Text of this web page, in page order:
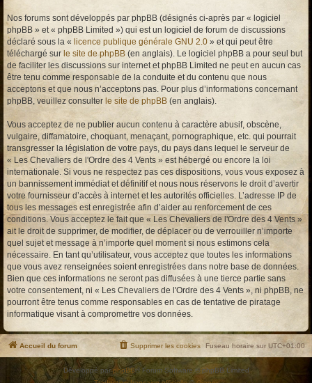
Nos forums sont développés par phpBB (désignés ci-après par « logiciel
phpBB » et « phpBB Limited ») qui est un logiciel de forum de discussions
déclaré sous la « licence publique générale GNU 2.0 » et qui peut être
téléchargé sur le site de phpBB (en anglais). Le logiciel phpBB a pour seul but
de faciliter les discussions sur internet et phpBB Limited ne peut en aucun cas
être tenu comme responsable de la conduite et du contenu que nous
acceptons et que nous n’acceptons pas. Pour plus d’informations concernant
phpBB, veuillez consulter le site de phpBB (en anglais).
Vous acceptez de ne publier aucun contenu à caractère abusif, obscène,
vulgaire, diffamatoire, choquant, menaçant, pornographique, etc. qui pourrait
transgresser la législation de votre pays, du pays dans lequel le serveur de
« Les Chevaliers de l'Ordre des 4 Vents » est hébergé ou encore la loi
internationale. Si vous ne respectez pas ces dispositions, vous vous exposez à
un bannissement immédiat et définitif et nous nous réservons le droit d’avertir
votre fournisseur d’accès à internet et les autorités officielles. L’adresse IP de
tous les messages est enregistrée afin d’aider au renforcement de ces
conditions. Vous acceptez le fait que « Les Chevaliers de l'Ordre des 4 Vents »
ait le droit de supprimer, de modifier, de déplacer ou de verrouiller n’importe
quel sujet et message à n’importe quel moment si nous estimons cela
nécessaire. En tant qu’utilisateur, vous acceptez que toutes les informations
que vous avez renseignées soient enregistrées dans notre base de données.
Bien que ces informations ne seront pas diffusées à une tierce partie sans
votre consentement, ni « Les Chevaliers de l'Ordre des 4 Vents », ni phpBB, ne
pourront être tenus comme responsables en cas de tentative de piratage
informatique visant à compromettre vos données.
Accueil du forum Fuseau horaire surUTC+01:00
Supprimer les cookies
Développé parphpBB® Forum Software © phpBB Limited